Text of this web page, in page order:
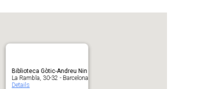
Biblioteca Gòtic-Andreu Nin
La Rambla, 30-32 - Barcelona
Details